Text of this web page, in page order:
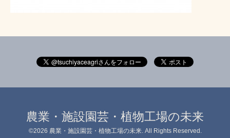
農業・施設園芸・植物工場の未来
©2026 農業・施設園芸・植物工場の未来. All Rights Reserved.